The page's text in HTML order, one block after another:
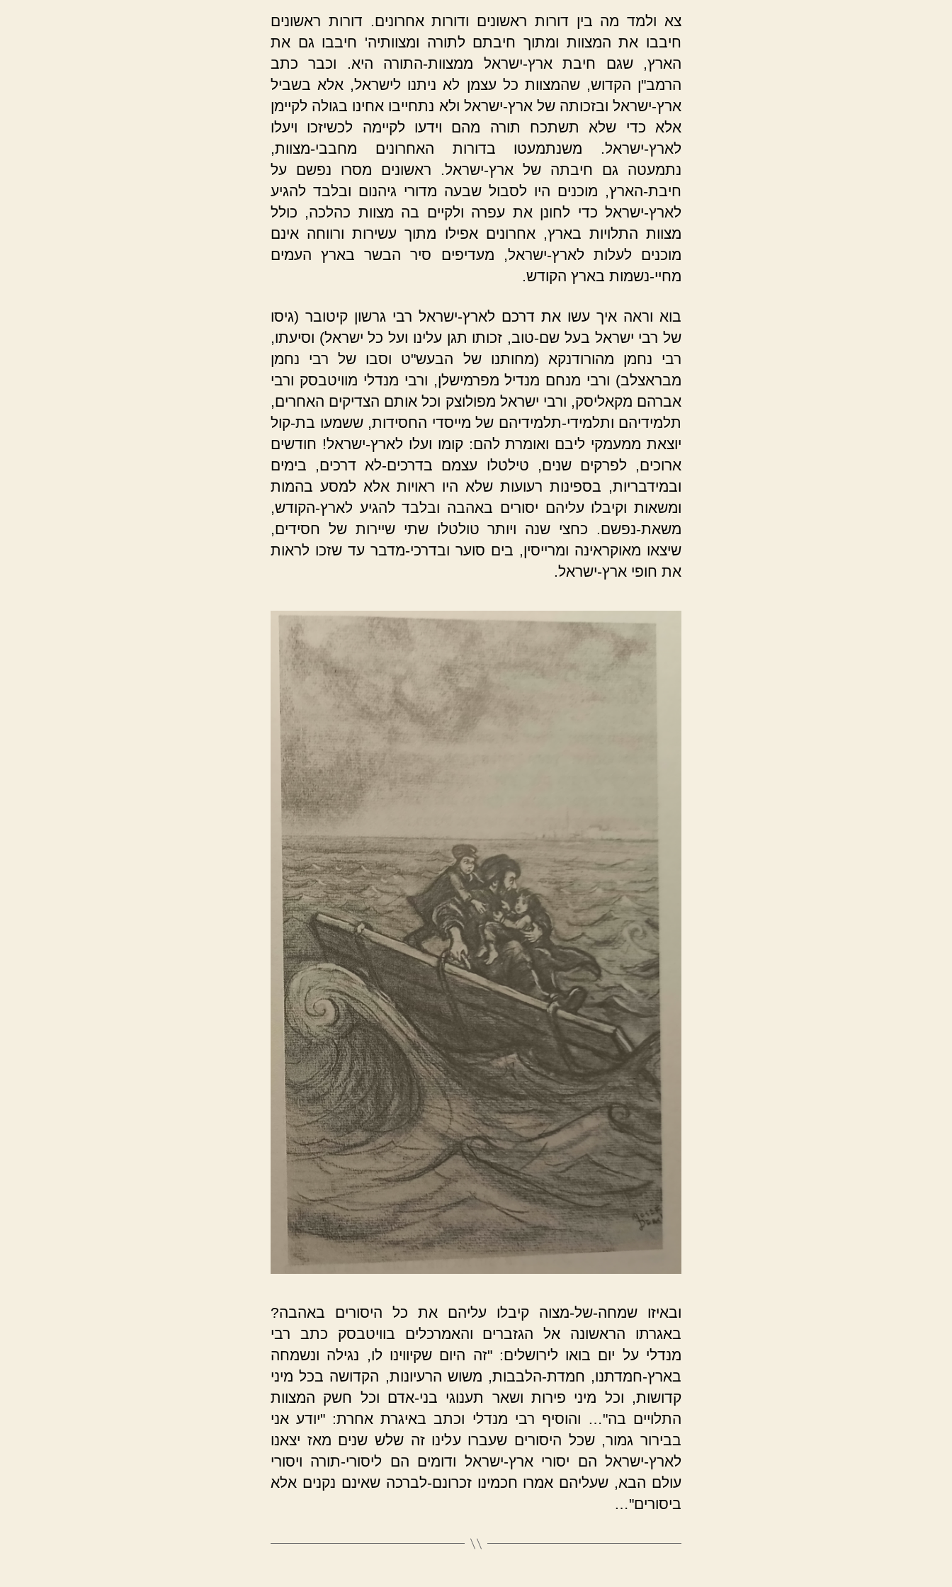
ת
מ
ש
ב
מ
ק
ש
ל
מ
ע
ל
ה
מ
ט
ה
ד
ל
ה
ג
ב
י
ו
צא ולמד מה בין דורות ראשונים ודורות אחרונים. דורות ראשונים
חיבבו את המצוות ומתוך חיבתם לתורה ומצוותיה' חיבבו גם את
הארץ, שגם חיבת ארץ-ישראל ממצוות-התורה היא. וכבר כתב
הרמב"ן הקדוש, שהמצוות כל עצמן לא ניתנו לישראל, אלא בשביל
ארץ-ישראל ובזכותה של ארץ-ישראל ולא נתחייבו אחינו בגולה לקיימן
אלא כדי שלא תשתכח תורה מהם וידעו לקיימה לכשיזכו ויעלו
לארץ-ישראל. משנתמעטו בדורות האחרונים מחבבי-מצוות,
נתמעטה גם חיבתה של ארץ-ישראל. ראשונים מסרו נפשם על
חיבת-הארץ, מוכנים היו לסבול שבעה מדורי גיהנום ובלבד להגיע
לארץ-ישראל כדי לחונן את עפרה ולקיים בה מצוות כהלכה, כולל
מצוות התלויות בארץ, אחרונים אפילו מתוך עשירות ורווחה אינם
מוכנים לעלות לארץ-ישראל, מעדיפים סיר הבשר בארץ העמים
מחיי-נשמות בארץ הקודש.
בוא וראה איך עשו את דרכם לארץ-ישראל רבי גרשון קיטובר (גיסו
של רבי ישראל בעל שם-טוב, זכותו תגן עלינו ועל כל ישראל) וסיעתו,
רבי נחמן מהורודנקא (מחותנו של הבעש"ט וסבו של רבי נחמן
מבראצלב) ורבי מנחם מנדיל מפרמישלן, ורבי מנדלי מוויטבסק ורבי
אברהם מקאליסק, ורבי ישראל מפולוצק וכל אותם הצדיקים האחרים,
תלמידיהם ותלמידי-תלמידיהם של מייסדי החסידות, ששמעו בת-קול
יוצאת ממעמקי ליבם ואומרת להם: קומו ועלו לארץ-ישראל! חודשים
ארוכים, לפרקים שנים, טילטלו עצמם בדרכים-לא דרכים, בימים
ובמידבריות, בספינות רעועות שלא היו ראויות אלא למסע בהמות
ומשאות וקיבלו עליהם יסורים באהבה ובלבד להגיע לארץ-הקודש,
משאת-נפשם. כחצי שנה ויותר טולטלו שתי שיירות של חסידים,
שיצאו מאוקראינה ומרייסין, בים סוער ובדרכי-מדבר עד שזכו לראות
את חופי ארץ-ישראל.
ובאיזו שמחה-של-מצוה קיבלו עליהם את כל היסורים באהבה?
באגרתו הראשונה אל הגזברים והאמרכלים בוויטבסק כתב רבי
מנדלי על יום בואו לירושלים: "זה היום שקיווינו לו, נגילה ונשמחה
בארץ-חמדתנו, חמדת-הלבבות, משוש הרעיונות, הקדושה בכל מיני
קדושות, וכל מיני פירות ושאר תענוגי בני-אדם וכל חשק המצוות
התלויים בה"… והוסיף רבי מנדלי וכתב באיגרת אחרת: "יודע אני
בבירור גמור, שכל היסורים שעברו עלינו זה שלש שנים מאז יצאנו
לארץ-ישראל הם יסורי ארץ-ישראל ודומים הם ליסורי-תורה ויסורי
עולם הבא, שעליהם אמרו חכמינו זכרונם-לברכה שאינם נקנים אלא
ביסורים"…